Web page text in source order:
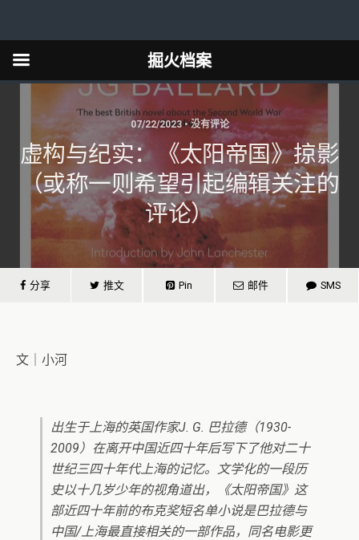
07/22/2023 • 没有评论
虚构与纪实：《太阳帝国》掠影
（或称一则希望引起编辑关注的
评论）
分享 推文 Pin 邮件 SMS
文｜小河
出生于上海的英国作家J. G. 巴拉德（1930-
2009）在离开中国近四十年后写下了他对二十
世纪三四十年代上海的记忆。文学化的一段历
史以十几岁少年的视角道出，《太阳帝国》这
部近四十年前的布克奖短名单小说是巴拉德与
中国/上海最直接相关的一部作品，同名电影更
掘火档案